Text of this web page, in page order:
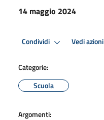
14 maggio 2024
Condividi Vedi azioni
Categorie:
Scuola
Argomenti: